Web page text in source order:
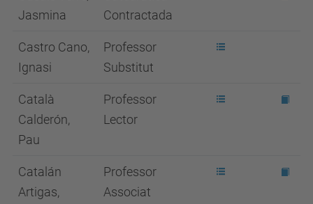
Jasmina
Contractada
Castro Cano,
Ignasi
Professor
Substitut
Català
Calderón,
Pau
Professor
Lector
Catalán
Artigas,
Professor
Associat